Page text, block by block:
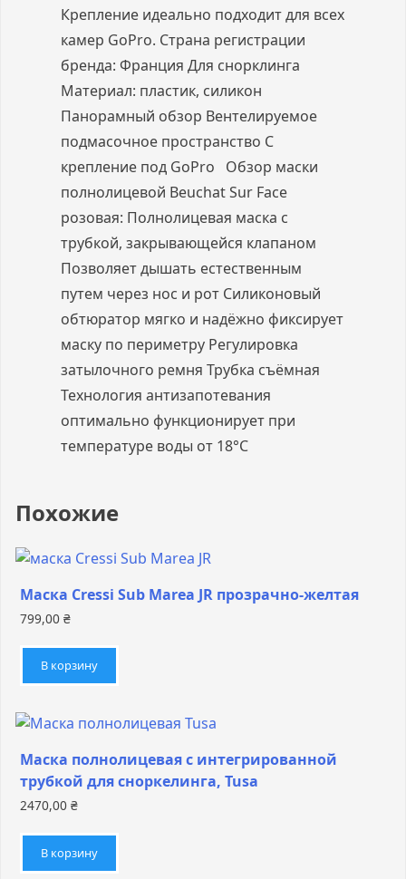
Крепление идеально подходит для всех
камер GoPro. Страна регистрации
бренда: Франция Для снорклинга
Материал: пластик, силикон
Панорамный обзор Вентелируемое
подмасочное пространство С
крепление под GoPro Обзор маски
полнолицевой Beuchat Sur Face
розовая: Полнолицевая маска с
трубкой, закрывающейся клапаном
Позволяет дышать естественным
путем через нос и рот Силиконовый
обтюратор мягко и надёжно фиксирует
маску по периметру Регулировка
затылочного ремня Трубка съёмная
Технология антизапотевания
оптимально функционирует при
температуре воды от 18°C
Похожие
Маска Cressi Sub Marea JR прозрачно-желтая
799,00 ₴
В корзину
Маска полнолицевая с интегрированной
трубкой для сноркелинга, Tusa
2470,00 ₴
В корзину